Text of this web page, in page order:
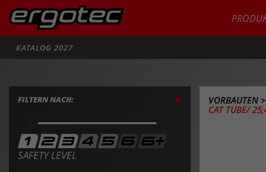
KATALOG 2027
FILTERN NACH:
SAFETY LEVEL
VORBAUTEN >
CAT TUBE/